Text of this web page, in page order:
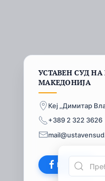
УСТАВЕН СУД
МАКЕДОНИЈА
Кеј „Димитар
+389 2 322 3626
Facebook